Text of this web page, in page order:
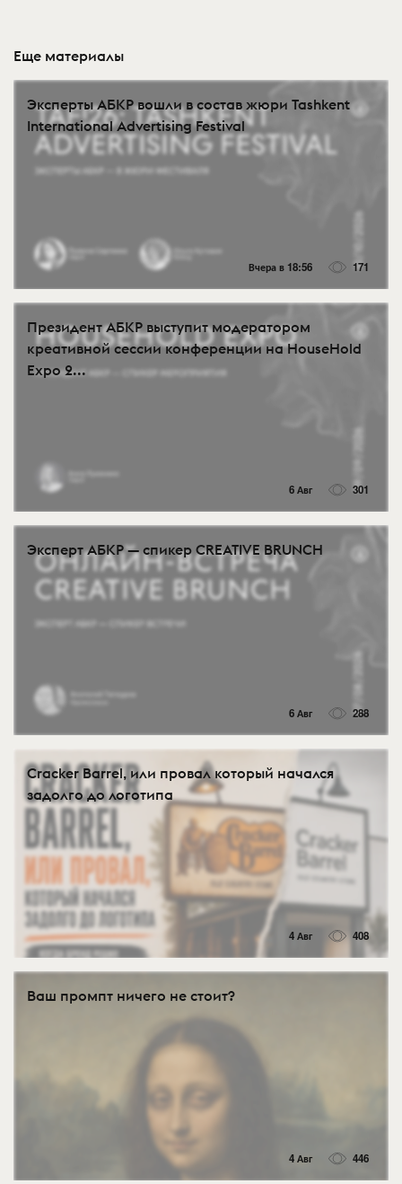
Еще материалы
Эксперты АБКР вошли в состав жюри Tashkent
International Advertising Festival
Вчера в 18:56 171
Президент АБКР выступит модератором
креативной сессии конференции на HouseHold
Expo 2...
6 Авг 301
Эксперт АБКР — спикер CREATIVE BRUNCH
6 Авг 288
Cracker Barrel, или провал который начался
задолго до логотипа
4 Авг 408
Ваш промпт ничего не стоит?
4 Авг 446